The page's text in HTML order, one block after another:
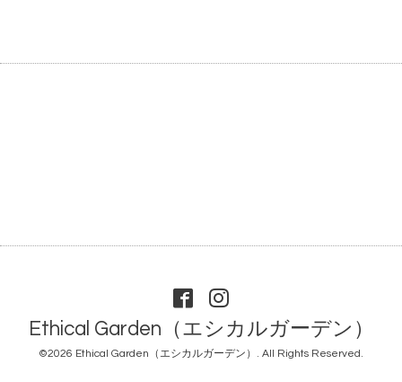
Ethical Garden（エシカルガーデン）
©2026 Ethical Garden（エシカルガーデン） . All Rights Reserved.